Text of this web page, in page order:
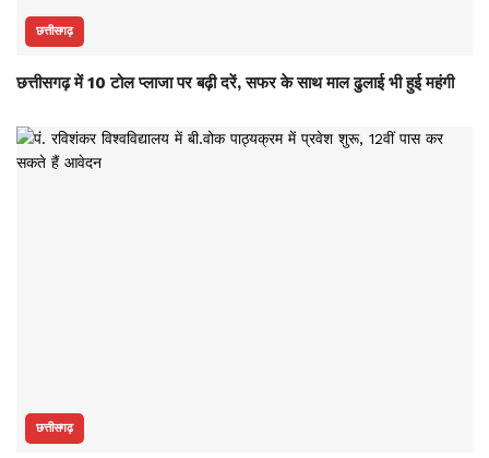
छत्तीसगढ़
छत्तीसगढ़ में 10 टोल प्लाजा पर बढ़ी दरें, सफर के साथ माल ढुलाई भी हुई महंगी
छत्तीसगढ़